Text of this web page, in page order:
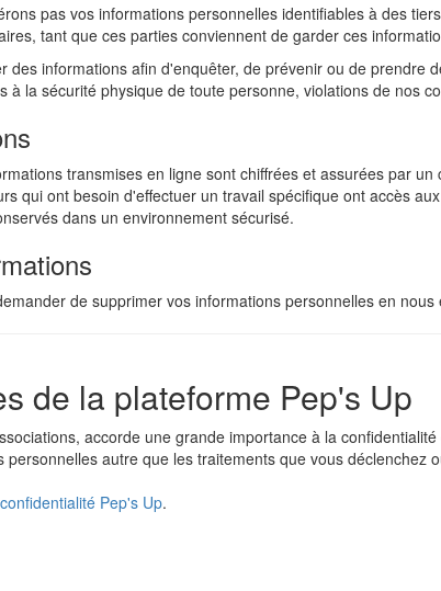
pas vos informations personnelles identifiables à des
tant que ces parties conviennent de garder ces
des informations afin d'enquêter, de prévenir ou de prendre
à la sécurité physique de toute personne, violations de nos
transmises en ligne sont chiffrées et assurées par
qui ont besoin d'effectuer un travail spécifique ont accès
dans un environnement sécurisé.
de supprimer vos informations personnelles en
de la plateforme Pep's Up
accorde une grande importance à la
autre que les traitements que vous déclenchez
Pep's Up.